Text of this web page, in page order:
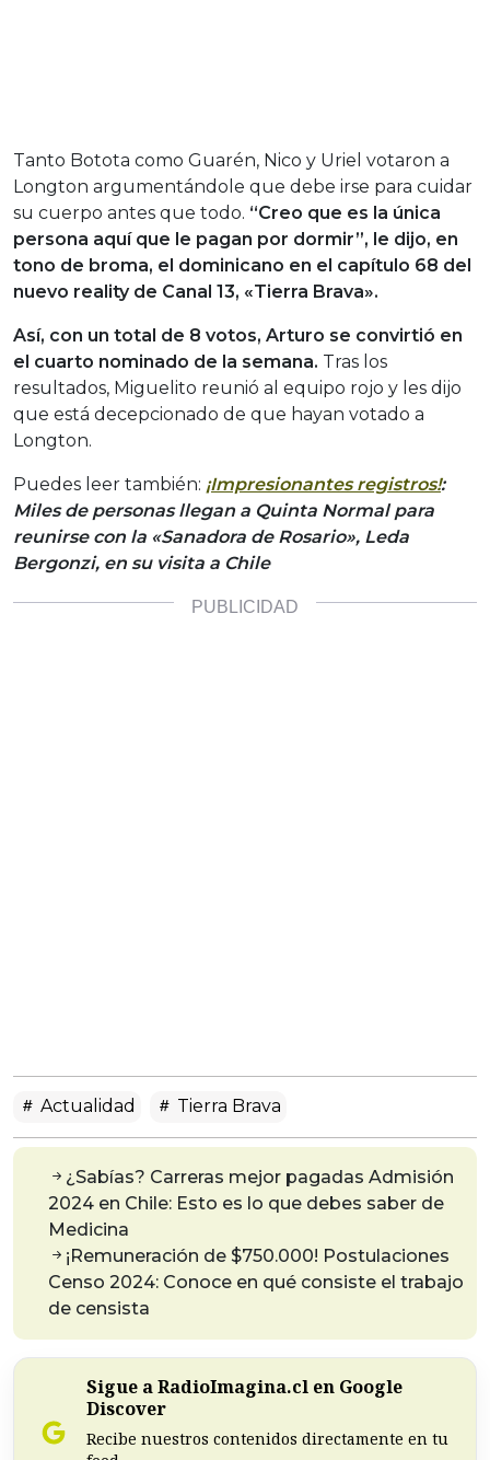
Tanto Botota como Guarén, Nico y Uriel votaron a
Longton argumentándole que debe irse para cuidar
su cuerpo antes que todo. “Creo que es la única
persona aquí que le pagan por dormir”, le dijo, en
tono de broma, el dominicano en el capítulo 68 del
nuevo reality de Canal 13, «Tierra Brava».
Así, con un total de 8 votos, Arturo se convirtió en
el cuarto nominado de la semana. Tras los
resultados, Miguelito reunió al equipo rojo y les dijo
que está decepcionado de que hayan votado a
Longton.
Puedes leer también: ¡Impresionantes registros!:
Miles de personas llegan a Quinta Normal para
reunirse con la «Sanadora de Rosario», Leda
Bergonzi, en su visita a Chile
Actualidad Tierra Brava
¿Sabías? Carreras mejor pagadas Admisión
2024 en Chile: Esto es lo que debes saber de
Medicina
¡Remuneración de $750.000! Postulaciones
Censo 2024: Conoce en qué consiste el trabajo
de censista
Sigue a RadioImagina.cl en Google
Discover
Recibe nuestros contenidos directamente en tu